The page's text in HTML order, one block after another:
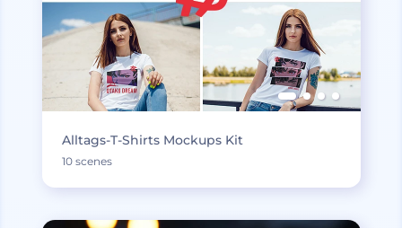
Alltags-T-Shirts Mockups Kit
10 scenes